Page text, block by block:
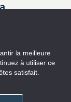
la meilleure
à utiliser ce
satisfait.